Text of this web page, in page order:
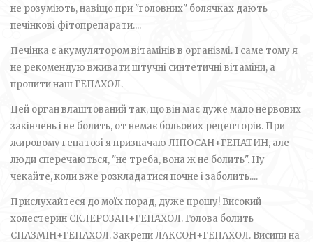
не розуміють, навіщо при "головних" болячках дають
печінкові фітопрепарати....
Печінка є акумулятором вітамінів в організмі. І саме тому я
не рекомендую вживати штучні синтетичні вітаміни, а
пропити наш ГЕПАХОЛ.
Цей орган влаштований так, що він має дуже мало нервових
закінчень і не болить, от немає больових рецепторів. При
жировому гепатозі я призначаю ЛІПОСАН+ГЕПАТИН, але
люди сперечаються, "не треба, вона ж не болить". Ну
чекайте, коли вже розкладатися почне і заболить....
Прислухайтеся до моїх порад, дуже прошу! Високий
холестерин СКЛЕРОЗАН+ГЕПАХОЛ. Голова болить
СПАЗМІН+ГЕПАХОЛ. Закрепи ЛАКСОН+ГЕПАХОЛ. Висипи на